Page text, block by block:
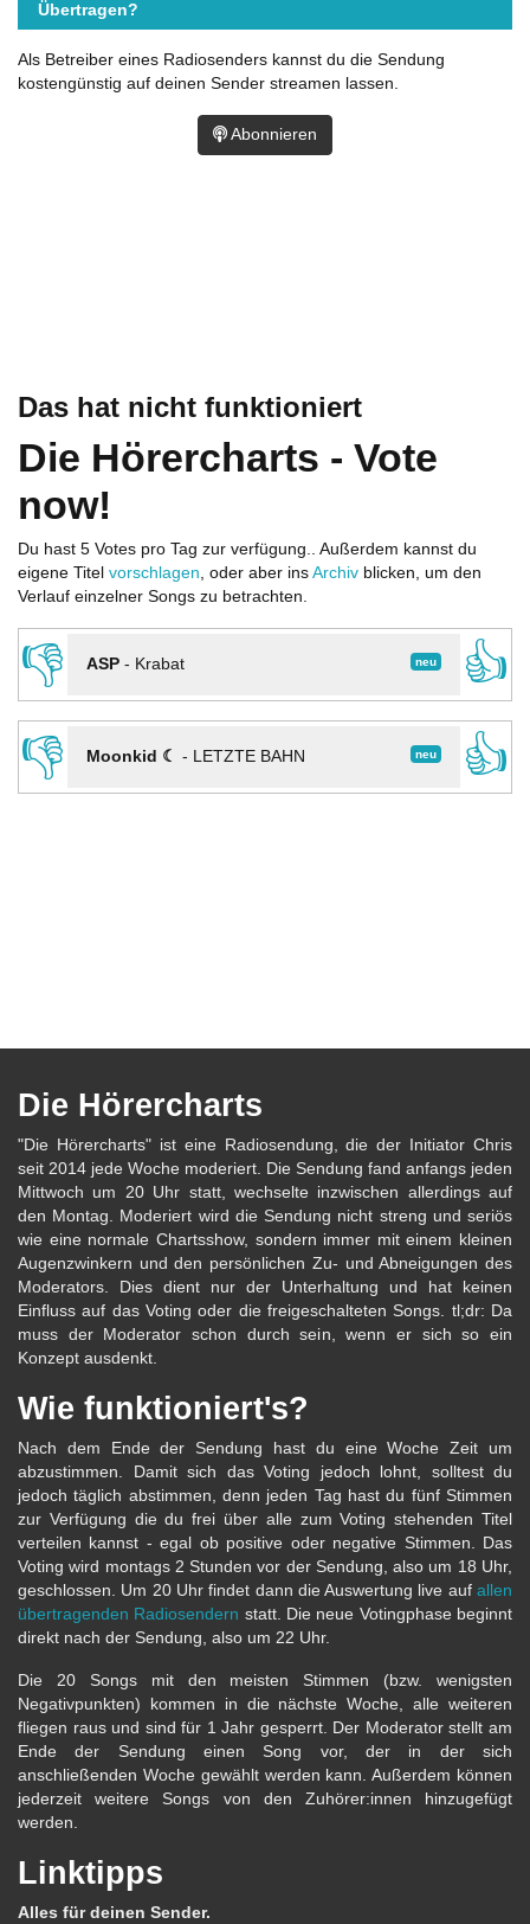
Das hat nicht funktioniert
Die Hörercharts - Vote
now!
Du hast 5 Votes pro Tag zur verfügung.. Außerdem kannst du
eigene Titel vorschlagen, oder aber ins Archiv blicken, um den
Verlauf einzelner Songs zu betrachten.
👎 neu
ASP- Krabat
👍
👎
neu
Moonkid ☾ - LETZTE BAHN 👍
Übertragen?
Als Betreiber eines Radiosenders kannst du die Sendung
kostengünstig auf deinen Sender streamen lassen.
Abonnieren
Die Hörercharts
"Die Hörercharts" ist eine Radiosendung, die der Initiator Chris
seit 2014 jede Woche moderiert. Die Sendung fand anfangs jeden
Mittwoch um 20 Uhr statt, wechselte inzwischen allerdings auf
den Montag. Moderiert wird die Sendung nicht streng und seriös
wie eine normale Chartsshow, sondern immer mit einem kleinen
Augenzwinkern und den persönlichen Zu- und Abneigungen des
Moderators. Dies dient nur der Unterhaltung und hat keinen
Einfluss auf das Voting oder die freigeschalteten Songs. tl;dr: Da
muss der Moderator schon durch sein, wenn er sich so ein
Konzept ausdenkt.
Wie funktioniert's?
Nach dem Ende der Sendung hast du eine Woche Zeit um
abzustimmen. Damit sich das Voting jedoch lohnt, solltest du
jedoch täglich abstimmen, denn jeden Tag hast du fünf Stimmen
zur Verfügung die du frei über alle zum Voting stehenden Titel
verteilen kannst - egal ob positive oder negative Stimmen. Das
Voting wird montags 2 Stunden vor der Sendung, also um 18 Uhr,
geschlossen. Um 20 Uhr findet dann die Auswertung live auf allen
übertragenden Radiosendern statt. Die neue Votingphase beginnt
direkt nach der Sendung, also um 22 Uhr.
Die 20 Songs mit den meisten Stimmen (bzw. wenigsten
Negativpunkten) kommen in die nächste Woche, alle weiteren
fliegen raus und sind für 1 Jahr gesperrt. Der Moderator stellt am
Ende der Sendung einen Song vor, der in der sich
anschließenden Woche gewählt werden kann. Außerdem können
jederzeit weitere Songs von den Zuhörer:innen hinzugefügt
werden.
Linktipps
Alles für deinen Sender.